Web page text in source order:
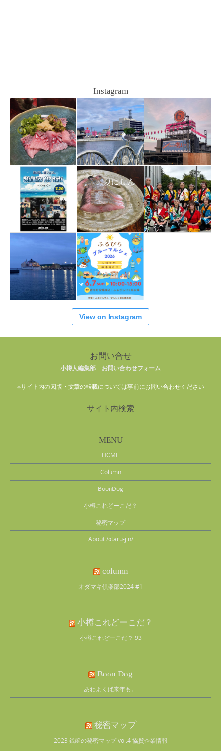
Instagram
View on Instagram
お問い合せ
小樽人編集部 お問い合わせフォーム
※サイト内の図版・文章の転載については事前にお問い合わせください
サイト内検索
MENU
HOME
Column
BoonDog
小樽これどーこだ？
秘密マップ
About /otaru-jin/
column
オダマキ倶楽部2024 #1
小樽これどーこだ？
小樽これどーこだ？ 93
Boon Dog
あわよくば来年も。
秘密マップ
2023 銭函の秘密マップ vol.4 協賛企業情報